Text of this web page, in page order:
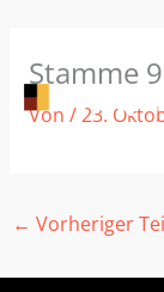
Inhalt
springen
Stamme
Von /23.
← Vorheriger